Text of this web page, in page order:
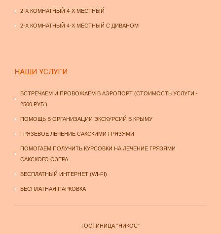
2-Х КОМНАТНЫЙ 4-Х МЕСТНЫЙ
2-Х КОМНАТНЫЙ 4-Х МЕСТНЫЙ С ДИВАНОМ
НАШИ УСЛУГИ
ВСТРЕЧАЕМ И ПРОВОЖАЕМ В АЭРОПОРТ (СТОИМОСТЬ УСЛУГИ -
2500 РУБ.)
ПОМОЩЬ В ОРГАНИЗАЦИИ ЭКСКУРСИЙ В КРЫМУ
ГРЯЗЕВОЕ ЛЕЧЕНИЕ САКСКИМИ ГРЯЗЯМИ
ПОМОГАЕМ ПОЛУЧИТЬ КУРСОВКИ НА ЛЕЧЕНИЕ ГРЯЗЯМИ
САКСКОГО ОЗЕРА
БЕСПЛАТНЫЙ ИНТЕРНЕТ (WI-FI)
БЕСПЛАТНАЯ ПАРКОВКА
ГОСТИНИЦА "НИКОС"